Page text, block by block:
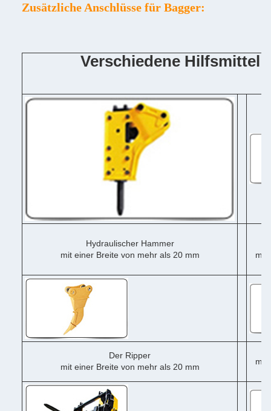
Zusätzliche Anschlüsse für Bagger:
Verschiedene Hilfsmittel
Hydraulischer Hammer
mit einer Breite von mehr als 20 mm
mit
Der Ripper
mit einer Breite von mehr als 20 mm
mit